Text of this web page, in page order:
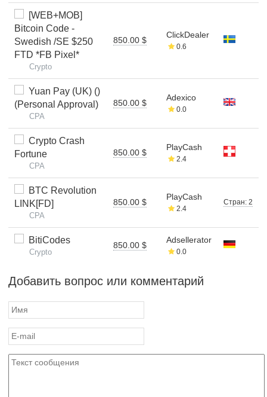
[WEB+MOB]
Bitcoin Code -
Swedish /SE $250
FTD *FB Pixel*
Crypto
850.00 $
ClickDealer
0.6
Yuan Pay (UK) ()
(Personal Approval)
CPA
850.00 $
Adexico
0.0
Crypto Crash
Fortune
CPA
850.00 $
PlayCash
2.4
BTC Revolution
LINK[FD]
CPA
850.00 $
PlayCash
2.4
Стран: 2
BitiCodes
Crypto
850.00 $
Adsellerator
0.0
Добавить вопрос или комментарий